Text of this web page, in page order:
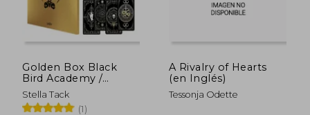
Golden Box Black
Bird Academy /
Edición Coleccionista
Stella Tack
(1)
A Rivalry of Hearts
(en Inglés)
Tessonja Odette